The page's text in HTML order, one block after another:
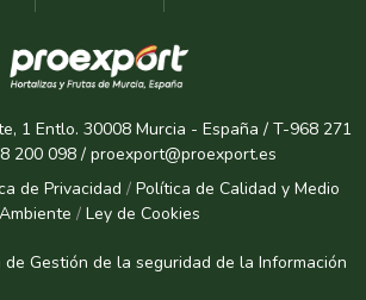
1 Entlo. 30008 Murcia - España / T-968 271
200 098 / proexport@proexport.es
de Privacidad / Política de Calidad y Medio
Ambiente / Ley de Cookies
Gestión de la seguridad de la Información